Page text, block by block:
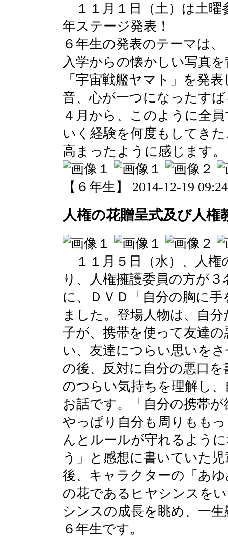
１１月１日（土）は土曜
年ステージ発表！
６年生の発表のテーマは
入学からの懐かしい写真
「宇宙戦艦ヤマト」を発
音、心が一つになったす
４月から、このように全
いく経験を何度もしてき
高まったように感じます。
【６年生】 2014-12-19
人権の花贈呈式及び人権
１１月５日（水）、人権
り、人権擁護委員の方が
に、ＤＶＤ「自分の胸に
ました。登場人物は、自
子が、携帯を使って友達
い、友達につらい思いを
の後、反対に自分の悪口
のつらい気持ちを理解し
お話です。「自分の携帯
やっぱり自分も周りもも
んとルールが守れるよう
う」と感想に書いていた
後、キャラクターの「あ
の花であるヒヤシンスを
シンスの成長を眺め、一
６年生です。